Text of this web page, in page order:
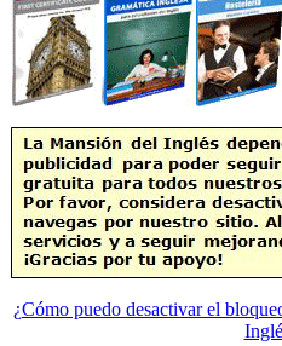
¿Cómo puedo desactivar el